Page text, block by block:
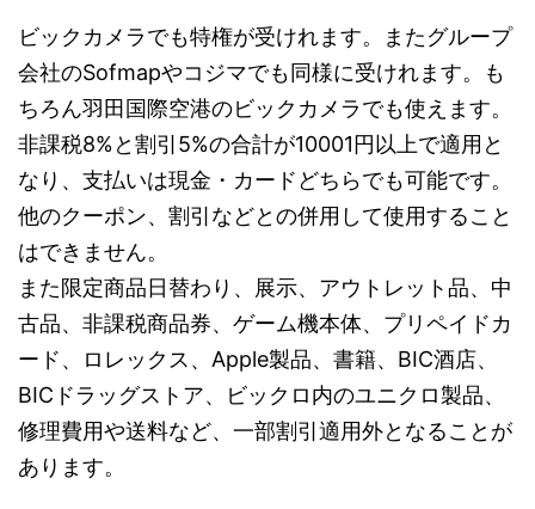
ビックカメラでも特権が受けれます。またグループ
会社のSofmapやコジマでも同様に受けれます。も
ちろん羽田国際空港のビックカメラでも使えます。
非課税8%と割引5%の合計が10001円以上で適用と
なり、支払いは現金・カードどちらでも可能です。
他のクーポン、割引などとの併用して使用すること
はできません。
また限定商品日替わり、展示、アウトレット品、中
古品、非課税商品券、ゲーム機本体、プリペイドカ
ード、ロレックス、Apple製品、書籍、BIC酒店、
BICドラッグストア、ビックロ内のユニクロ製品、
修理費用や送料など、一部割引適用外となることが
あります。